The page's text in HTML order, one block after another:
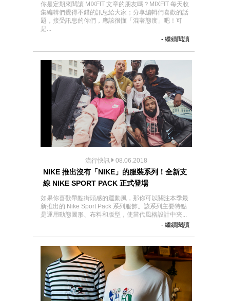
你是定期來閱讀 MIXFIT 文章的朋友嗎？MIXFIT 每天收
集編輯們覺得不錯的訊息給大家；分享編輯們喜歡的話
題，接受訊息的你們，應該很懂「混著態度」吧！可
是...
- 繼續閱讀
流行快訊 08.06.2018
NIKE 推出沒有「NIKE」的服裝系列！全新支
線 NIKE SPORT PACK 正式登場
如果你喜歡帶點街頭感的運動風，那你可以關注本季最
新推出的 Nike Sport Pack 系列服飾。該系列主要特點
是運用動態圖形、布料和版型，使當代風格設計中夾...
- 繼續閱讀